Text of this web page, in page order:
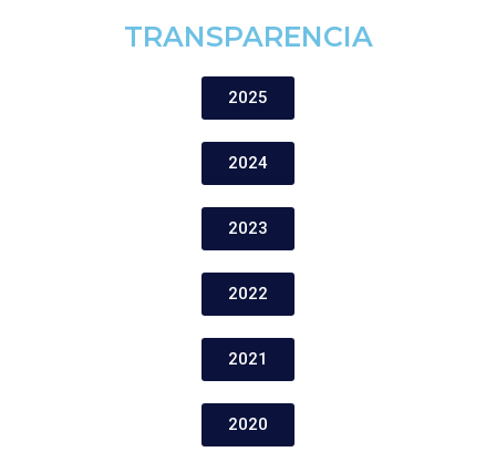
TRANSPARENCIA​
2025
2024
2023
2022
2021
2020